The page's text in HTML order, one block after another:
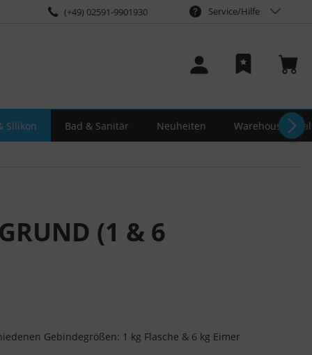
(+49) 02591-9901930 Service/Hilfe
Silikon Bad & Sanitär Neuheiten Warehouse-
(1 & 6
Gebindegrößen: 1 kg Flasche & 6 kg Eimer